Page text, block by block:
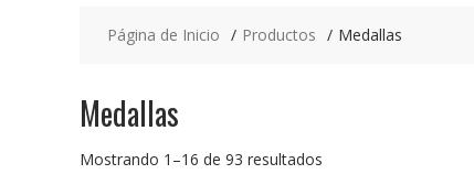
Página de Inicio Productos Medallas
Medallas
Mostrando 1–16 de 93 resultados